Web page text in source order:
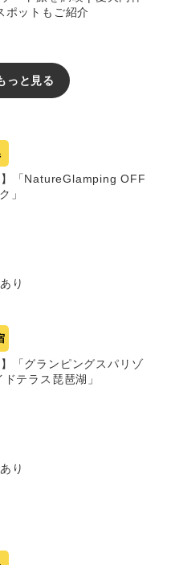
ポットもご紹介
っと見る
】「NatureGlamping OFF
」
り
】「グランピングスパリゾ
テラス琵琶湖」
り